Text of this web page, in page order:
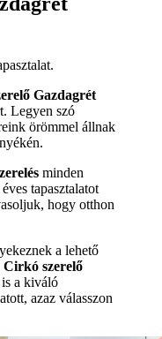
Gazdagrét
Legyen szó
örömmel állnak
minden
tapasztalatot
hogy otthon
a lehető
Cirkó szerelő
a kiváló
azaz válasszon